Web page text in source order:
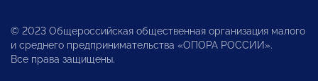
© 2023 Общероссийская общественная организация малого
и среднего предпринимательства «ОПОРА РОССИИ».
Все права защищены.